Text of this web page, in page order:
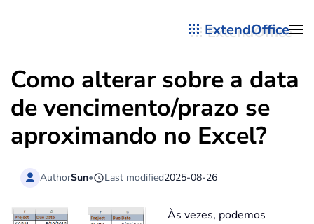
ExtendOffice
Como alterar sobre a data
de vencimento/prazo se
aproximando no Excel?
AuthorSun• Last modified2025-08-26
Às vezes, podemos